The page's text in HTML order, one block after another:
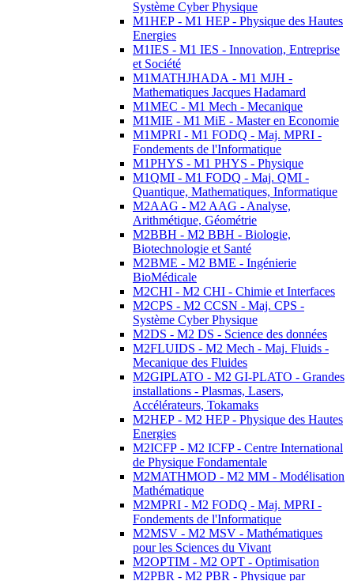
Système Cyber Physique
M1HEP - M1 HEP - Physique des Hautes
Energies
M1IES - M1 IES - Innovation, Entreprise
et Société
M1MATHJHADA - M1 MJH -
Mathematiques Jacques Hadamard
M1MEC - M1 Mech - Mecanique
M1MIE - M1 MiE - Master en Economie
M1MPRI - M1 FODQ - Maj. MPRI -
Fondements de l'Informatique
M1PHYS - M1 PHYS - Physique
M1QMI - M1 FODQ - Maj. QMI -
Quantique, Mathematiques, Informatique
M2AAG - M2 AAG - Analyse,
Arithmétique, Géométrie
M2BBH - M2 BBH - Biologie,
Biotechnologie et Santé
M2BME - M2 BME - Ingénierie
BioMédicale
M2CHI - M2 CHI - Chimie et Interfaces
M2CPS - M2 CCSN - Maj. CPS -
Système Cyber Physique
M2DS - M2 DS - Science des données
M2FLUIDS - M2 Mech - Maj. Fluids -
Mecanique des Fluides
M2GIPLATO - M2 GI-PLATO - Grandes
installations - Plasmas, Lasers,
Accélérateurs, Tokamaks
M2HEP - M2 HEP - Physique des Hautes
Energies
M2ICFP - M2 ICFP - Centre International
de Physique Fondamentale
M2MATHMOD - M2 MM - Modélisation
Mathématique
M2MPRI - M2 FODQ - Maj. MPRI -
Fondements de l'Informatique
M2MSV - M2 MSV - Mathématiques
pour les Sciences du Vivant
M2OPTIM - M2 OPT - Optimisation
M2PBR - M2 PBR - Physique par